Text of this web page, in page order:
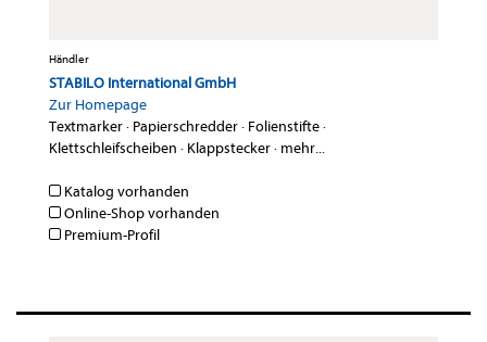
Händler
STABILO International GmbH
Zur Homepage
Textmarker· Papierschredder· Folienstifte·
Klettschleifscheiben · Klappstecker· mehr...
Katalog vorhanden
Online-Shop vorhanden
Premium-Profil